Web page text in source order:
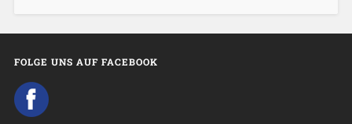
FOLGE UNS AUF FACEBOOK